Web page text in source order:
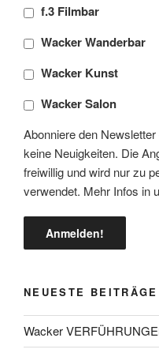
f.3 Filmbar
Wacker Wanderbar
Wacker Kunst
Wacker Salon
Abonniere den
keine Neuigkeiten. Die
freiwillig und wird nur zu
verwendet. Mehr Infos in
NEUESTE BEITRÄGE
Wacker